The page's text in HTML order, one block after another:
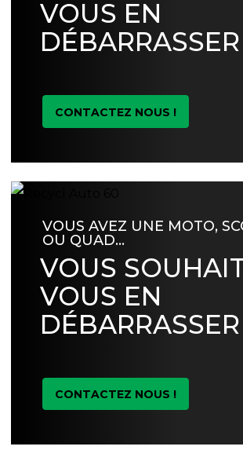
VOUS EN
CONTACTEZ NOUS !
VOUS AVEZ UNE MOTO,
OU QUAD…
VOUS
VOUS EN
CONTACTEZ NOUS !